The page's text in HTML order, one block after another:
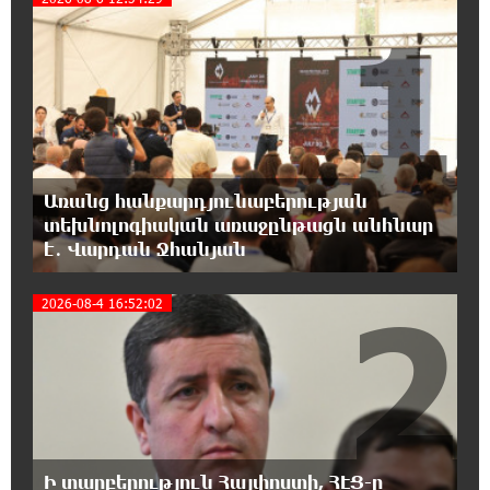
18:59:05 8-08-2026
Երևանի Կենտրոնում փոշու
պարունակությունը գրեթե ամբողջ շաբաթ
գերազանցել է թույլատրելի սահմանը
18:40:08 8-08-2026
Իրանը պատրաստ է բացել Հորմուզի
նեղուցը, եթե ԱՄՆ-ն ընդունի
հանրապետության պայմանները
18:21:30 8-08-2026
Երևանում անցկացվել է հաշմանդամություն
ունեցող անձանց միջազգային մարզական
18:02:58 8-08-2026
Դմիտրի Մեդվեդև. Արևմուտքի
քաղաքականությունը Հայաստանի
Առանց հանքարդյունաբերության
տեխնոլոգիական առաջընթացն անհնար
է․ Վարդան Ջհանյան
1
2026-08-4 16:52:02
Ի տարբերություն Հայփոստի, ՀԷՑ-ը2